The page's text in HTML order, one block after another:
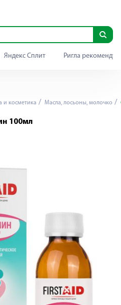
Яндекс Сплит Ригла
и косметика Масла, лосьоны, молочко
100мл